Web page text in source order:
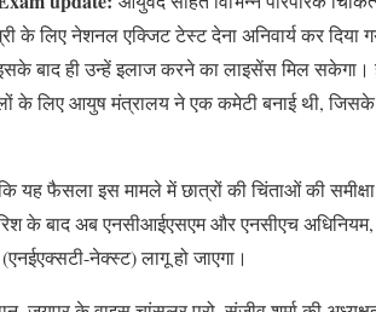
के लिए नेशनल एक्जिट टेस्‍ट देना अनिवार्य कर दिया
बाद ही उन्हें इलाज करने का लाइसेंस मिल
के लिए आयुष मंत्रालय ने एक कमेटी बनाई थी, जिसके
यह फैसला इस मामले में छात्रों की चिंताओं की
के बाद अब एनसीआईएसएम और एनसीएच
नेक्स्ट) लागू हो जाएगा।